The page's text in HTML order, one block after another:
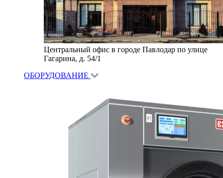
Центральный офис в городе Павлодар по улице
Гагарина, д. 54/1
ОБОРУДОВАНИЕ